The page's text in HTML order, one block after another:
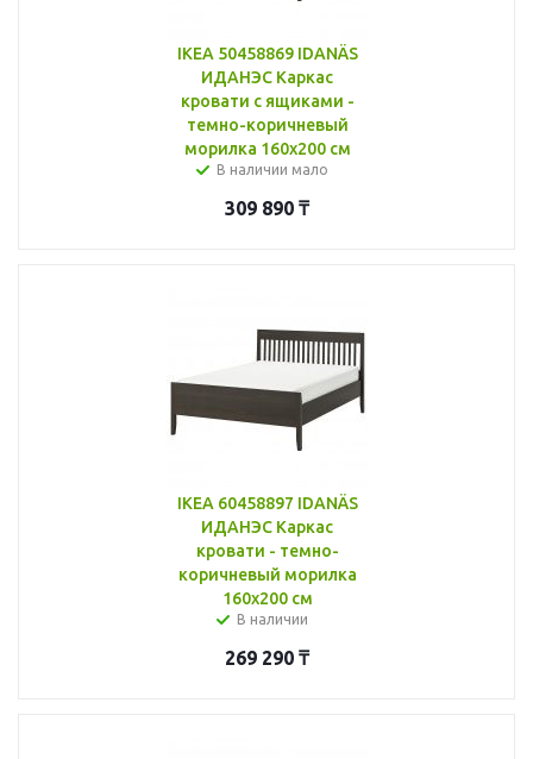
IKEA 50458869 IDANÄS
ИДАНЭС Каркас
кровати с ящиками -
темно-коричневый
морилка 160x200 см
В наличии мало
309 890 ₸
IKEA 60458897 IDANÄS
ИДАНЭС Каркас
кровати - темно-
коричневый морилка
160x200 см
В наличии
269 290 ₸